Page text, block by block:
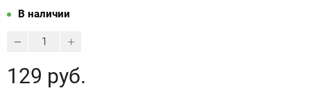
В наличии
129 руб.